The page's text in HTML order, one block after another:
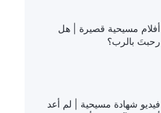
الله – مسؤوليات القادة والعاملين
الله – مسؤوليات القادة والعاملين
أفلام مسيحية قصيرة | هل
رحبتَ بالرب؟
فيديو شهادة مسيحية | لم أعد